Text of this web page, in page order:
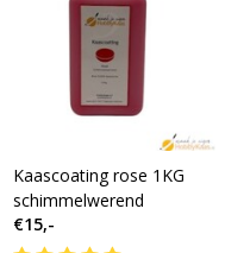
Kaascoating rose 1KG
schimmelwerend
€15,-